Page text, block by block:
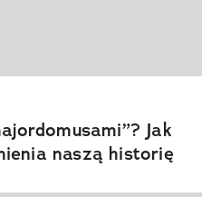
Jak
naszą historię